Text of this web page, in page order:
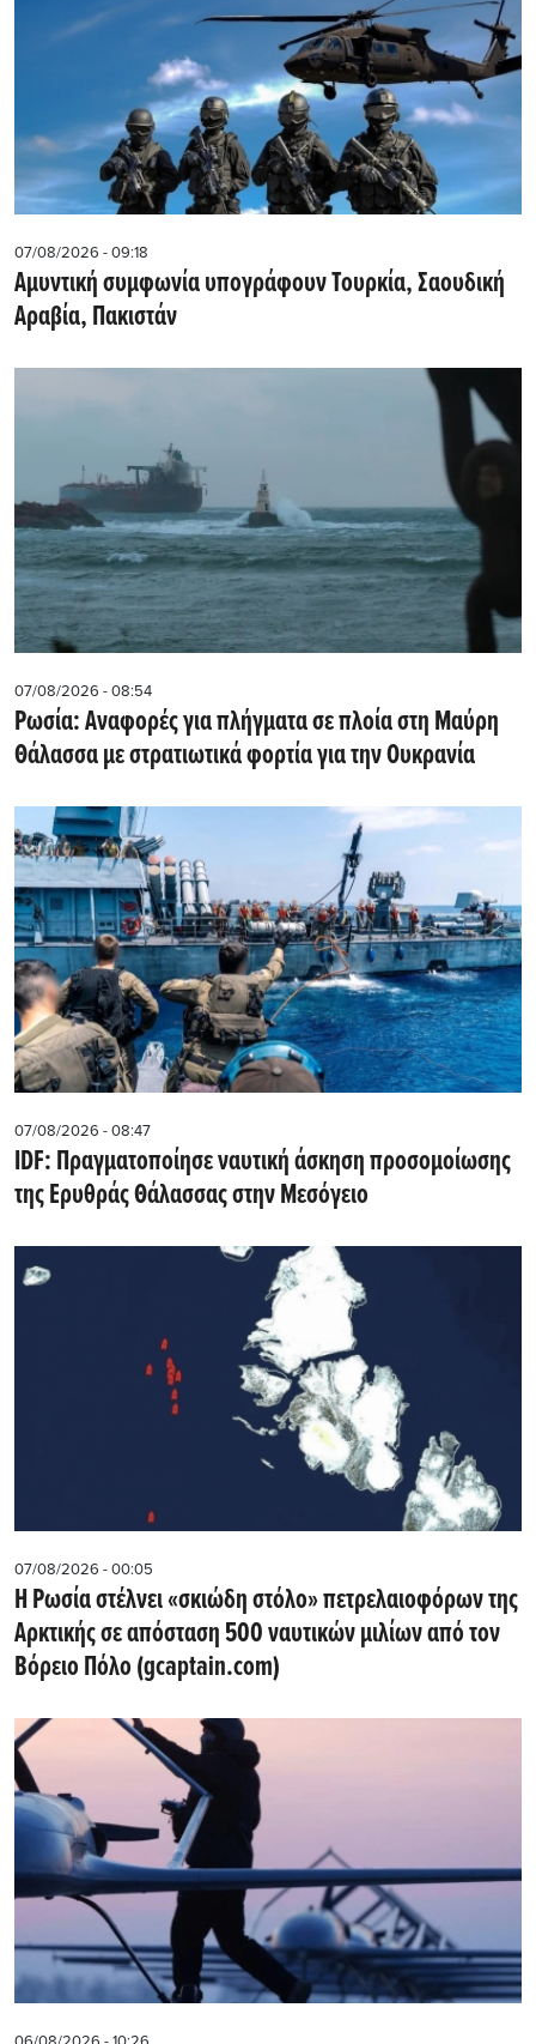
07/08/2026 - 09:18
Αμυντική συμφωνία υπογράφουν Τουρκία, Σαουδική
Αραβία, Πακιστάν
07/08/2026 - 08:54
Ρωσία: Αναφορές για πλήγματα σε πλοία στη Μαύρη
Θάλασσα με στρατιωτικά φορτία για την Ουκρανία
07/08/2026 - 08:47
IDF: Πραγματοποίησε ναυτική άσκηση προσομοίωσης
της Ερυθράς Θάλασσας στην Μεσόγειο
07/08/2026 - 00:05
Η Ρωσία στέλνει «σκιώδη στόλο» πετρελαιοφόρων της
Αρκτικής σε απόσταση 500 ναυτικών μιλίων από τον
Βόρειο Πόλο (gcaptain.com)